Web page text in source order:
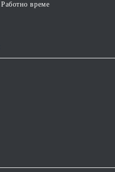
Работно време